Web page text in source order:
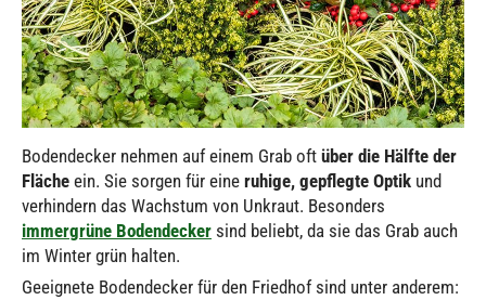
Bodendecker nehmen auf einem Grab oft über die Hälfte der
Fläche ein. Sie sorgen für eine ruhige, gepflegte Optik und
verhindern das Wachstum von Unkraut. Besonders
immergrüne Bodendecker sind beliebt, da sie das Grab auch
im Winter grün halten.
Geeignete Bodendecker für den Friedhof sind unter anderem: